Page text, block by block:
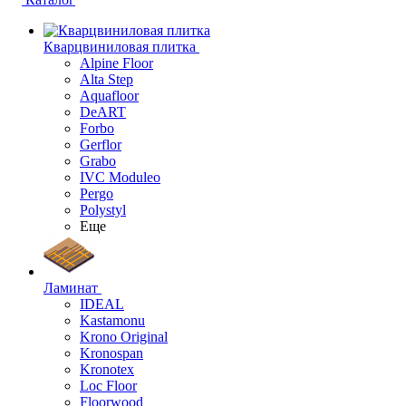
Кварцвиниловая плитка
Alpine Floor
Alta Step
Aquafloor
DeART
Forbo
Gerflor
Grabo
IVC Moduleo
Pergo
Polystyl
Еще
Ламинат
IDEAL
Kastamonu
Krono Original
Kronospan
Kronotex
Loc Floor
Floorwood